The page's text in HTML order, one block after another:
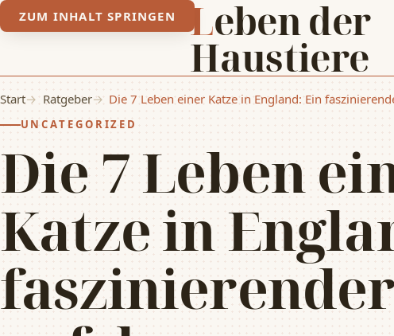
ZUM INHALT SPRINGEN Leben der
Haustiere
Start Ratgeber Die 7 Leben einer Katze in England: Ein
UNCATEGORIZED
Die 7 Leben
Katze in